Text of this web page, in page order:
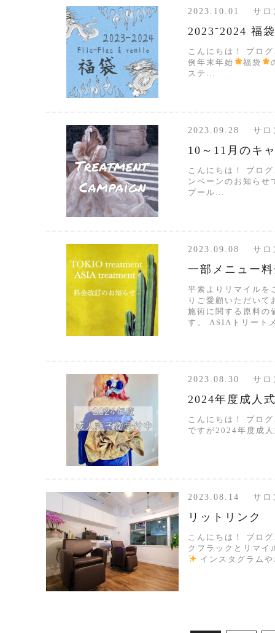
2023.10.01 サロ
2023⁻2024 福袋
こんにちは！ ブロ
例年末年始
福袋
ステ...
2023.09.28 サロ
10～11月のキ
こんにちは！ ブロ
ンペーンのお知ら
プール...
2023.09.08 サロ
一部メニュー
平素よりリマイルを
りご愛顧いただい
施術に関する原料の
す。 ASIAトリート
2023.08.30 サロ
2024年度成人
こんにちは！ ブロ
ですが2024年度成
2023.08.14 サロ
リットリンク
こんにちは！ ブロ
クフラックとリマイ
インスタグラム